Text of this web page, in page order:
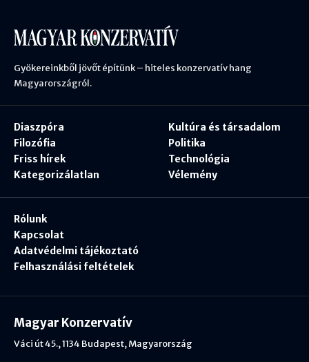
Gyökereinkből jövőt építünk – hiteles konzervatív hang
Magyarországról.
Diaszpóra
Filozófia
Friss hírek
Kategorizálatlan
Kultúra és társadalom
Politika
Technológia
Vélemény
Rólunk
Kapcsolat
Adatvédelmi tájékoztató
Felhasználási feltételek
Magyar Konzervatív
Váci út 45., 1134 Budapest, Magyarország